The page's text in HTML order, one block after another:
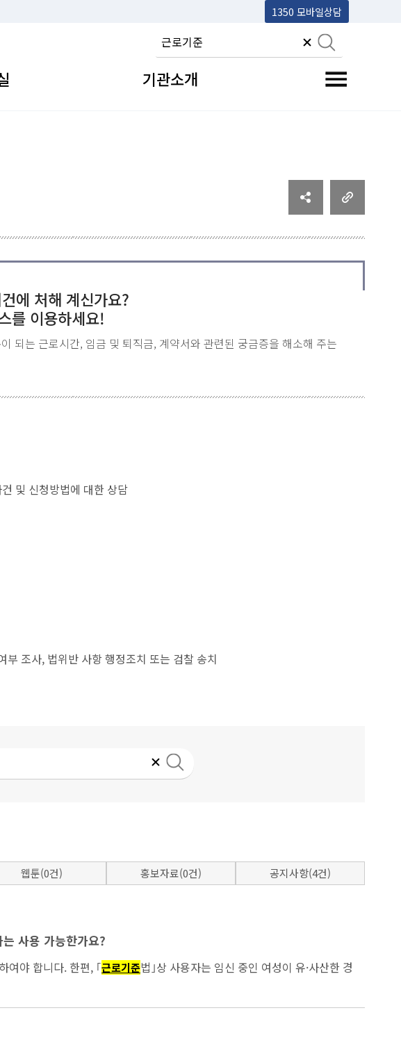
1350 모바일상담
기관소개 전체메뉴 토글
에 처해 계신가요?
를 이용하세요!
되는 근로시간, 임금 및 퇴직금, 계약서와 관련된 궁금증을 해소해 주는
및 신청방법에 대한 상담
조사, 법위반 사항 행정조치 또는 검찰 송치
웹툰(0건) 홍보자료(0건) 공지사항(4건)
사용 가능한가요?
...당 사실을 통지받은 날부터 30일 이내에 근무개시일을 지정하여야 합니다. 한편, ｢근로기준법｣상 사용자는 임신 중인 여성이 유·사산한 경